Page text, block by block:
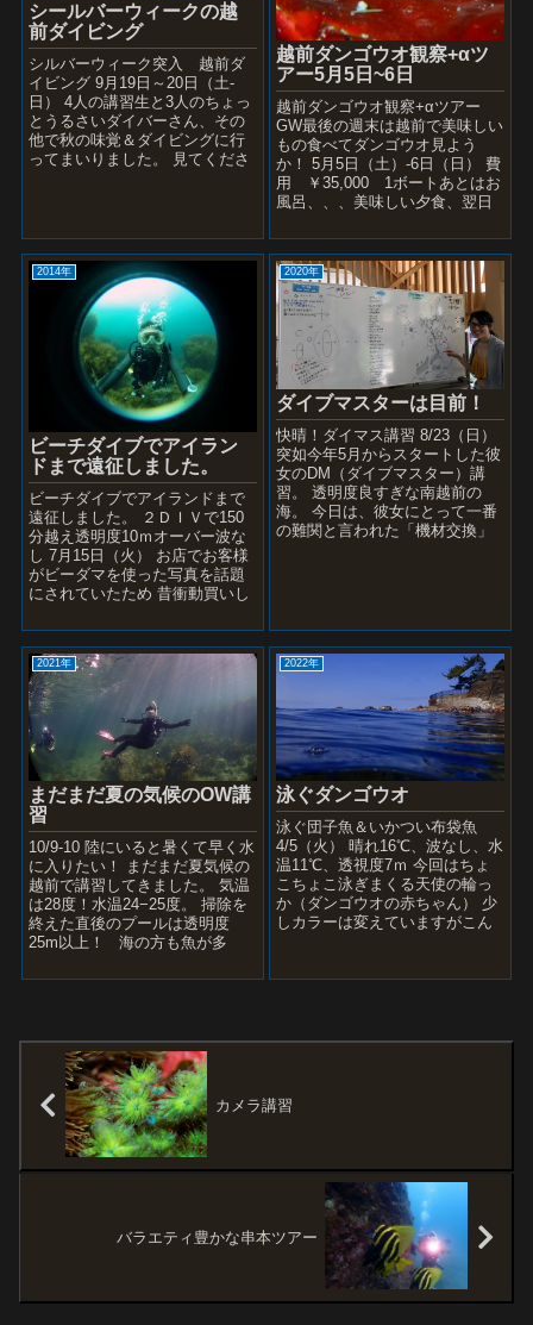
シールバーウィークの越
前ダイビング
シルバーウィーク突入 越前ダ
イビング 9月19日～20日（土-
日） 4人の講習生と3人のちょっ
とうるさいダイバーさん、その
他で秋の味覚＆ダイビングに行
ってまいりました。 見てくださ
越前ダンゴウオ観察+αツ
アー5月5日~6日
越前ダンゴウオ観察+αツアー
GW最後の週末は越前で美味しい
もの食べてダンゴウオ見よう
か！ 5月5日（土）-6日（日） 費
用 ￥35,000 1ボートあとはお
風呂、、、美味しい夕食、翌日
食付）、お...
2014年
ビーチダイブでアイラン
ドまで遠征しました。
ビーチダイブでアイランドまで
遠征しました。 ２ＤＩＶで150
分越え透明度10ｍオーバー波な
し 7月15日（火） お店でお客様
がビーダマを使った写真を話題
にされていたため 昔衝動買いし
思わず使用...
2020年
ダイブマスターは目前！
快晴！ダイマス講習 8/23（日）
突如今年5月からスタートした彼
女のDM（ダイブマスター）講
習。 透明度良すぎな南越前の
海。 今日は、彼女にとって一番
の難関と言われた「機材交換」
2021年
まだまだ夏の気候のOW講
習
10/9-10 陸にいると暑くて早く水
に入りたい！ まだまだ夏気候の
越前で講習してきました。 気温
は28度！水温24−25度。 掃除を
終えた直後のプールは透明度
25m以上！ 海の方も魚が多
2022年
泳ぐダンゴウオ
泳ぐ団子魚＆いかつい布袋魚
4/5（火） 晴れ16℃、波なし、水
温11℃、透視度7ｍ 今回はちょ
こちょこ泳ぎまくる天使の輪っ
か（ダンゴウオの赤ちゃん） 少
しカラーは変えていますがこん
カメラ講習
バラエティ豊かな串本ツアー